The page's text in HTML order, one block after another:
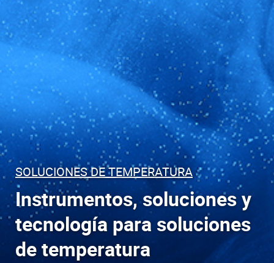
SOLUCIONES DE TEMPERATURA
Instrumentos, soluciones y
tecnología para soluciones
de temperatura